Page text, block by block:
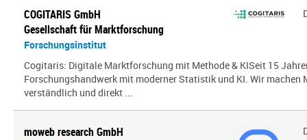
COGITARIS GmbH
Gesellschaft für Marktforschung
Forschungsinstitut
Cogitaris: Digitale Marktforschung mit Methode & KISeit 15
Forschungshandwerk mit moderner Statistik und KI. Wir machen
verständlich und direkt ...
moweb research GmbH